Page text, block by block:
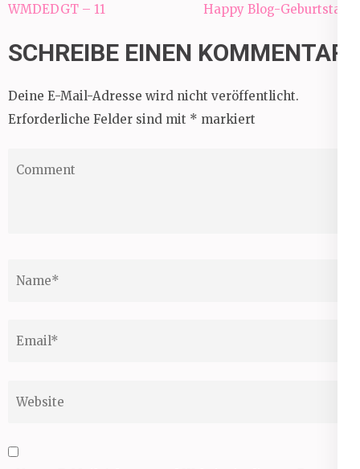
Beitragsnavigation
WMDEDGT – 11 Happy Blog-Geburtstag!
SCHREIBE EINEN KOMMENTAR
Deine E-Mail-Adresse wird nicht veröffentlicht.
Erforderliche Felder sind mit * markiert